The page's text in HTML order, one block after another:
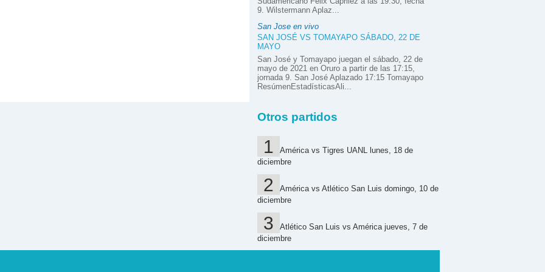
9. Wilstermann Aplaz...
San Jose en vivo
SAN JOSÉ VS TOMAYAPO SÁBADO, 22 DE
MAYO
San José y Tomayapo juegan el sábado, 22 de
mayo de 2021 en Oruro a partir de las 17:15,
jornada 9. San José Aplazado 17:15 Tomayapo
ResúmenEstadísticasAli...
Otros partidos
América vs Tigres UANL lunes, 18 de
diciembre
América vs Atlético San Luis domingo, 10 de
diciembre
Atlético San Luis vs América jueves, 7 de
diciembre